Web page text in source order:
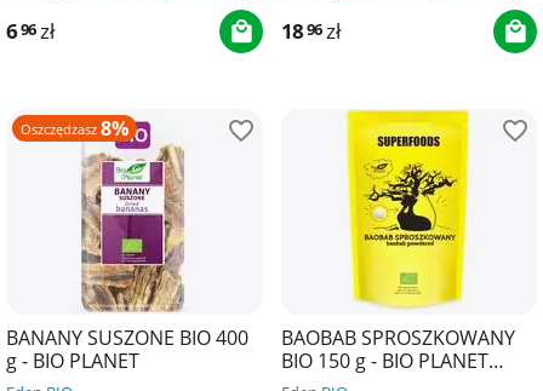
696zł 1896zł
Oszczędzasz 8%
BANANY SUSZONE BIO 400
g - BIO PLANET
BAOBAB SPROSZKOWANY
BIO 150 g - BIO PLANET
SUPERFOODS